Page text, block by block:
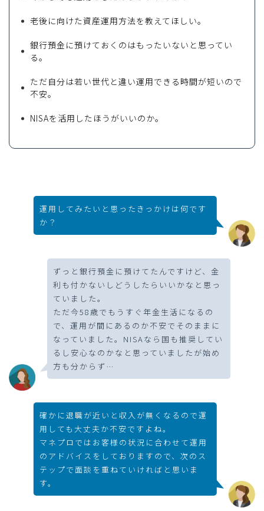
老後に向けた資産運用方法を教えてほしい。
銀行預金に預けておくのはもったいないと思ってい
る。
ただ自分は若い世代と違い運用できる時間が短いので
不安。
NISAを活用したほうがいいのか。
運用してみたいと思ったきっかけは何です
か？
ずっと銀行預金に預けてたんですけど、金
利も付かないしどうしたらいいかなと思っ
ていました。
ただ今58歳でもうすぐ年金生活になるの
で、運用が間にあるのか不安でそのままに
なっていました。NISAなら国も推奨してい
るし安心なのかなと思っていましたが始め
方も分からず…
確かに退職が近いと収入が無くなるので運
用しても大丈夫か不安ですよね。
マネプロではお客様の状況に合わせて運用
のアドバイスをしておりますので、次のス
テップで面談を重ねていければと思いま
す。